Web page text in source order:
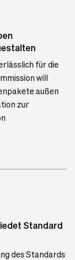
für die
will
außen
zur
Standard
des Standards